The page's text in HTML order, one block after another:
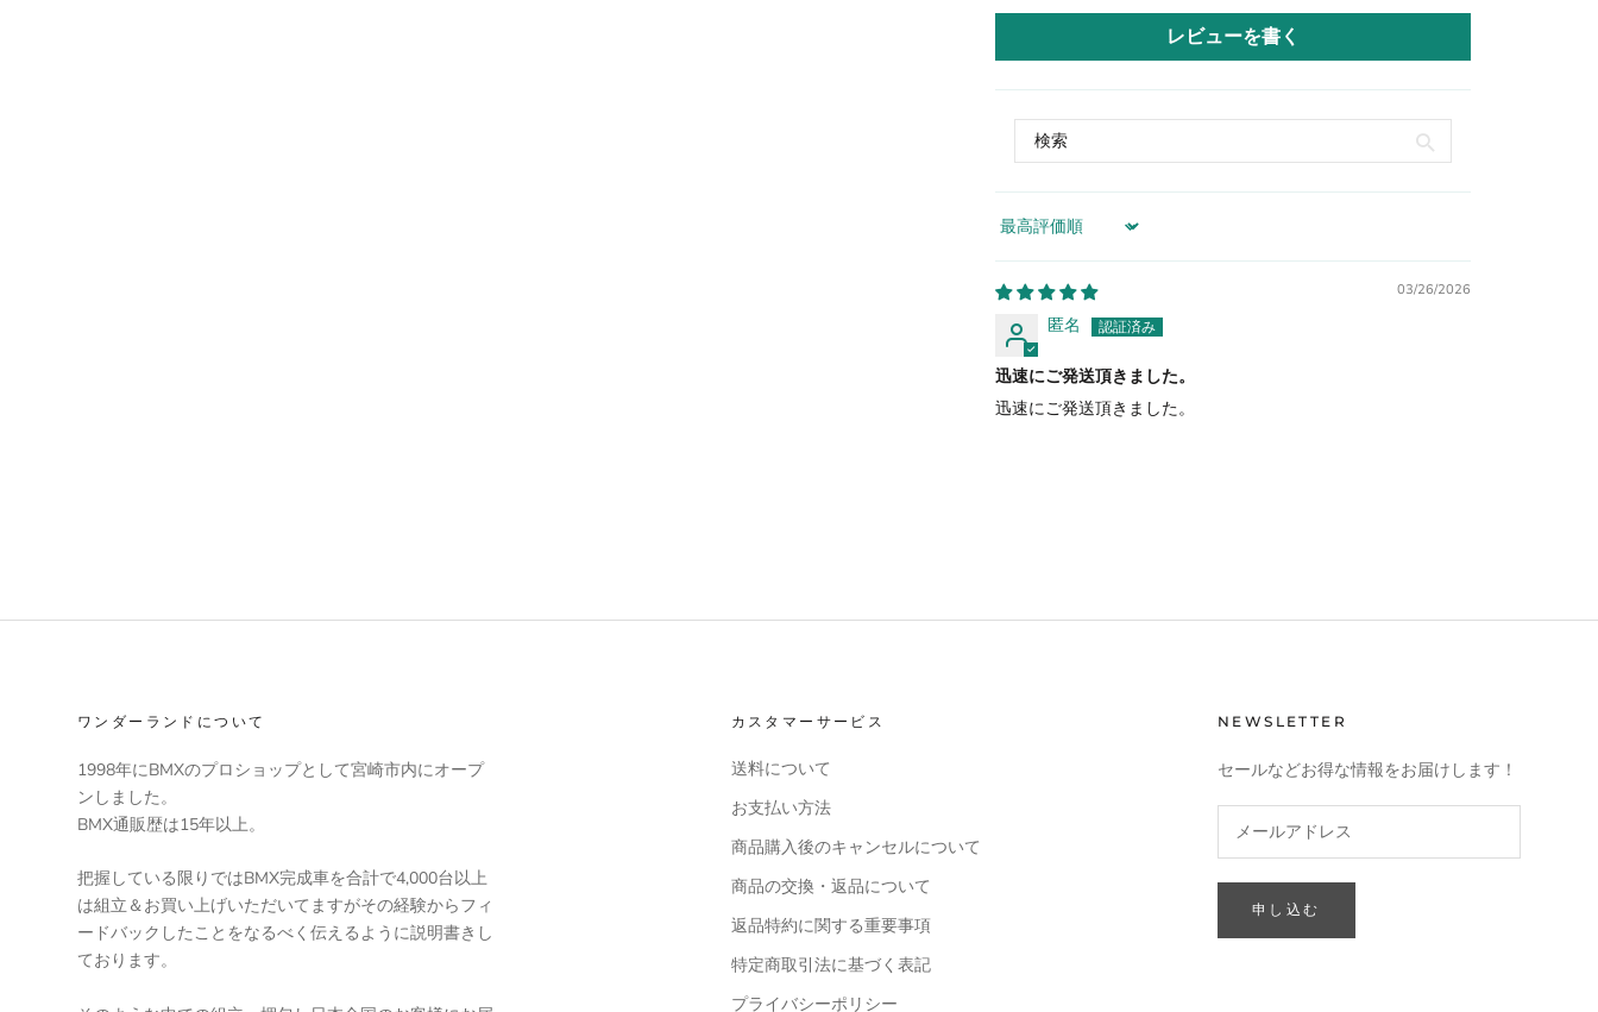
レビューを書く
Sort by
03/26/2026
匿名
迅速にご発送頂きました。
迅速にご発送頂きました。
ワンダーランドについて
1998年にBMXのプロショップとして宮崎市内にオープ
ンしました。
BMX通販歴は15年以上。
把握している限りではBMX完成車を合計で4,000台以上
は組立＆お買い上げいただいてますがその経験からフィ
ードバックしたことをなるべく伝えるように説明書きし
ております。
カスタマーサービス
送料について
お支払い方法
商品購入後のキャンセルについて
商品の交換・返品について
返品特約に関する重要事項
特定商取引法に基づく表記
プライバシーポリシー
NEWSLETTER
セールなどお得な情報をお届けします！
申し込む